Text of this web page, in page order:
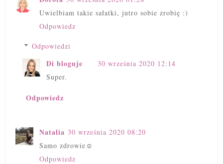
Uwielbiam takie sałatki, jutro sobie zrobię :)
Odpowiedz
Odpowiedzi
Di bloguje
30 września 2020 12:14
Super.
Odpowiedz
Natalia 30 września 2020 08:20
Samo zdrowie☺
Odpowiedz